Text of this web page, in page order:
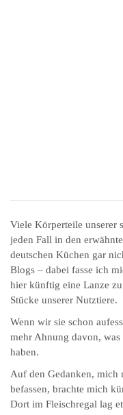
Viele Körperteile unserer
jeden Fall in den
deutschen Küchen gar
Blogs – dabei fasse ich
hier künftig eine Lanze
Stücke unserer Nutztiere.
Wenn wir sie schon
mehr Ahnung davon,
haben.
Auf den Gedanken, mich
befassen, brachte mich
Dort im Fleischregal lag